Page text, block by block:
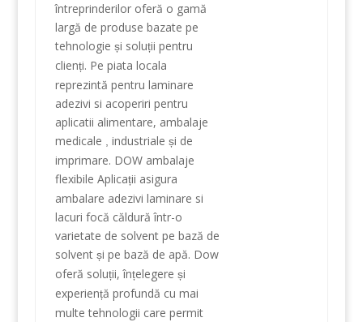
întreprinderilor oferă o gamă
largă de produse bazate pe
tehnologie și soluții pentru
clienți. Pe piata locala
reprezintă pentru laminare
adezivi si acoperiri pentru
aplicatii alimentare, ambalaje
medicale
industriale și de
imprimare. DOW ambalaje
flexibile Aplicații asigura
ambalare adezivi laminare si
lacuri focă căldură într-o
varietate de solvent pe bază de
solvent și pe bază de apă. Dow
oferă soluții,înțelegere și
experiență profundă cu mai
multe tehnologii care permit